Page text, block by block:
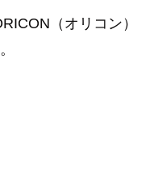
（オリコン）